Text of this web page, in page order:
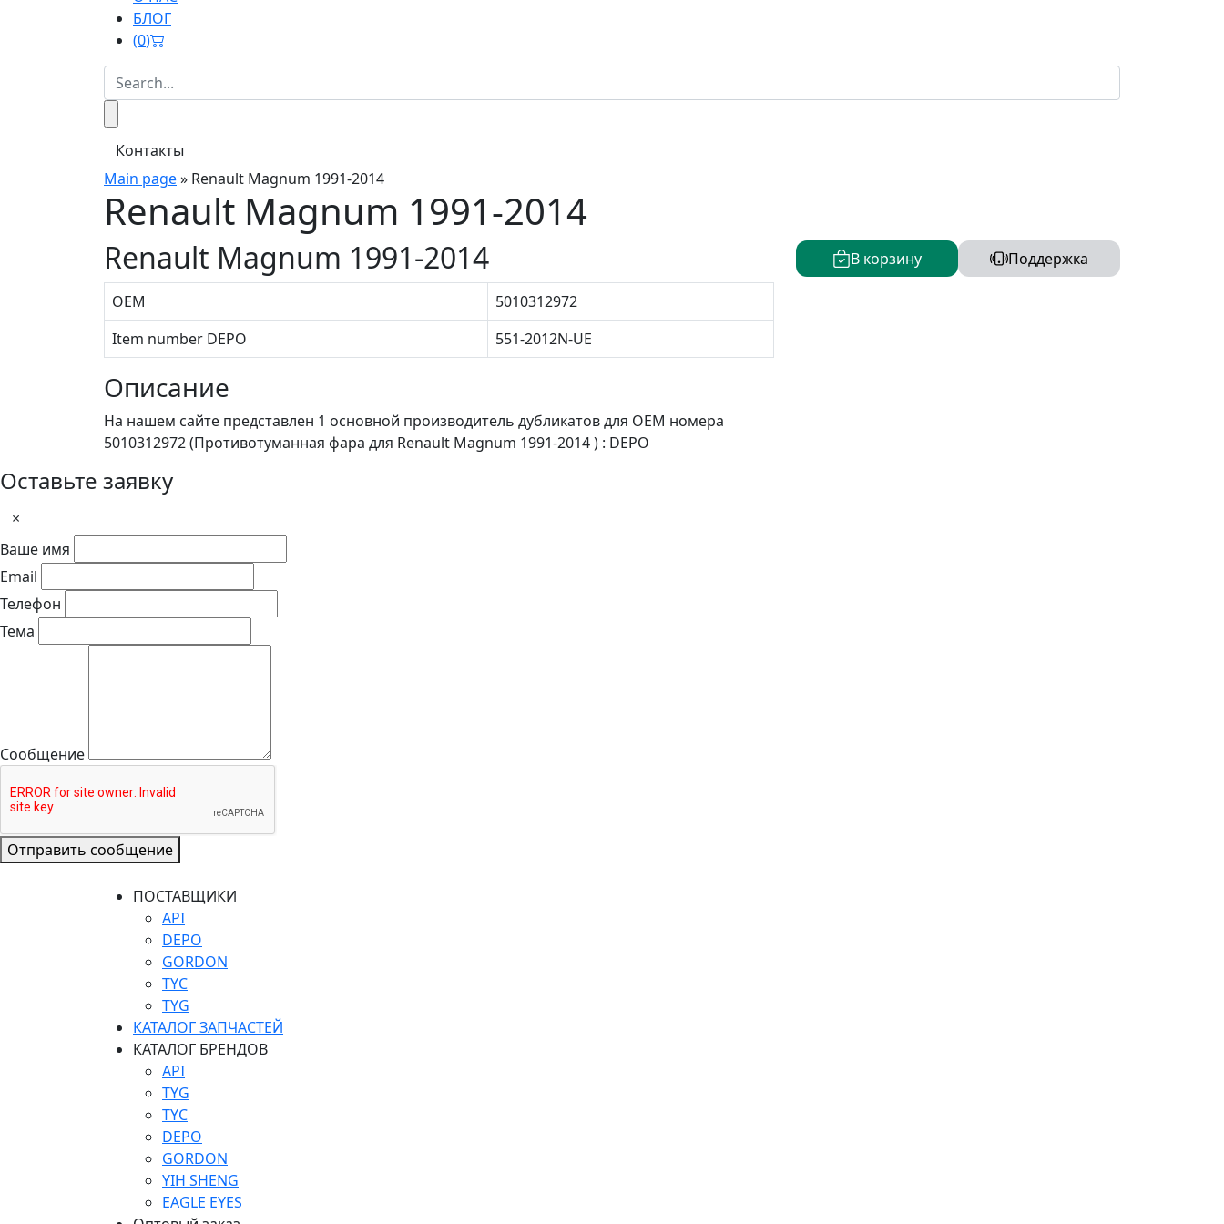
БЛОГ
(0)
Контакты
Main page» Renault Magnum 1991-2014
Renault Magnum 1991-2014
В корзину Поддержка
Renault Magnum 1991-2014
OEM
5010312972
Item number DEPO
551-2012N-UE
Описание
На нашем сайте представлен 1 основной производитель дубликатов для OEM номера
5010312972 (Противотуманная фара для Renault Magnum 1991-2014 ) : DEPO
Оставьте заявку
×
Ваше имя
Email
Телефон
Тема
Сообщение
Отправить сообщение
ПОСТАВЩИКИ
API
DEPO
GORDON
TYC
TYG
КАТАЛОГ ЗАПЧАСТЕЙ
КАТАЛОГ БРЕНДОВ
API
TYG
TYC
DEPO
GORDON
YIH SHENG
EAGLE EYES